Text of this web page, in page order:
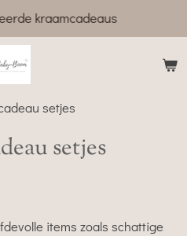
kraamcadeaus
setjes
setjes
items zoals schattige